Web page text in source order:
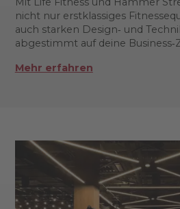
nicht nur erstklassiges
auch starken Design‑ und
abgestimmt auf deine
Mehr erfahren